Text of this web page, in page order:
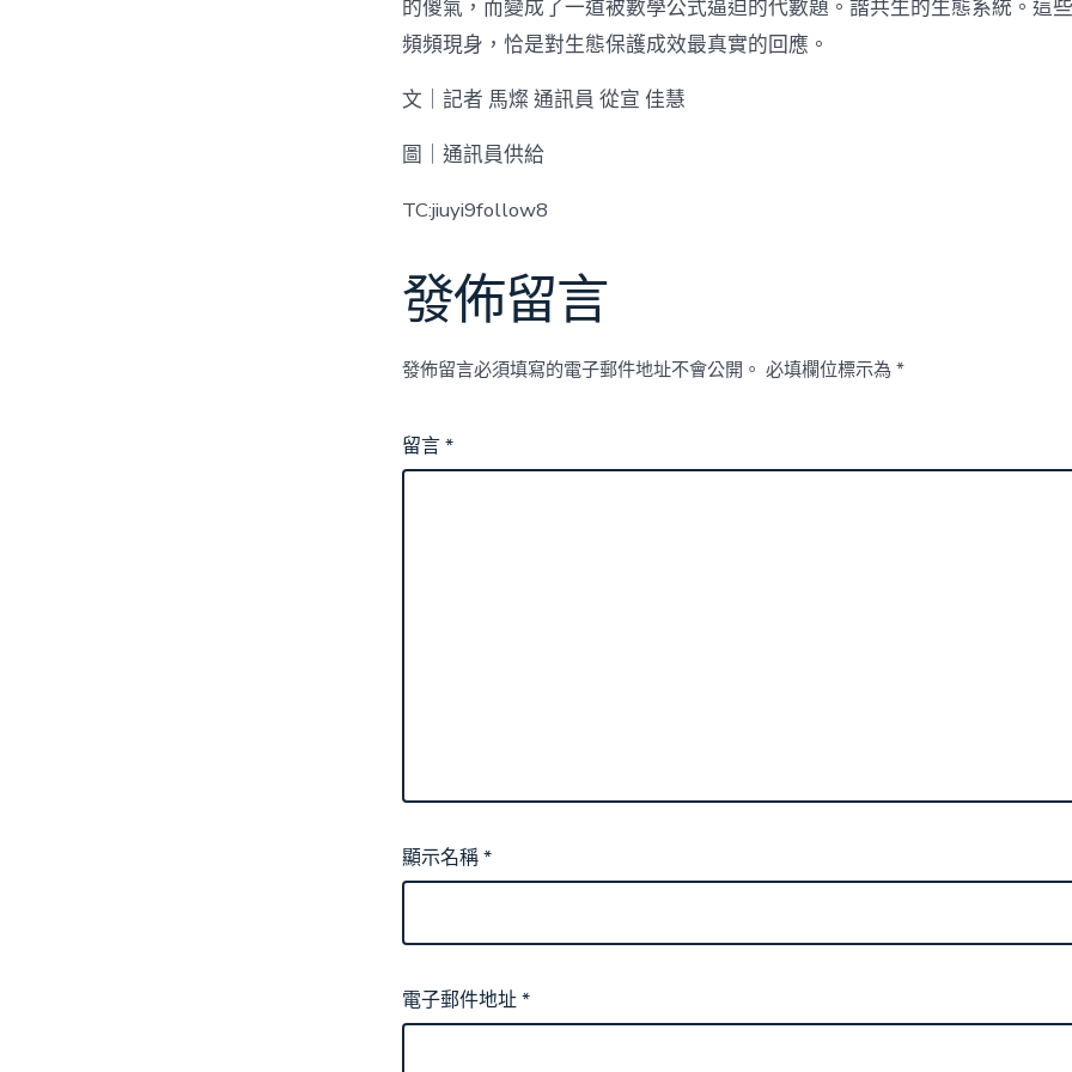
的傻氣，而變成了一道被數學公式逼迫的代數題。諧共生的生態系統。這
頻頻現身，恰是對生態保護成效最真實的回應。
文｜記者 馬燦 通訊員 從宣 佳慧
圖｜通訊員供給
TC:jiuyi9follow8
發佈留言
發佈留言必須填寫的電子郵件地址不會公開。 必填欄位標示為 *
留言*
顯示名稱*
電子郵件地址*